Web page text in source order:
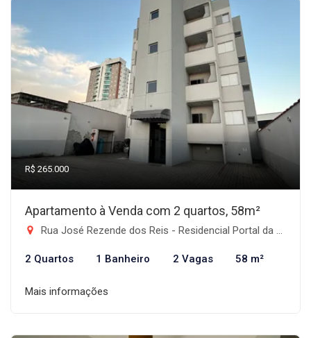
R$ 265.000
Apartamento à Venda com 2 quartos, 58m²
Rua José Rezende dos Reis - Residencial Portal da Mantiqueira, Taubaté-SP
2 Quartos 1 Banheiro 2 Vagas 58 m²
Mais informações